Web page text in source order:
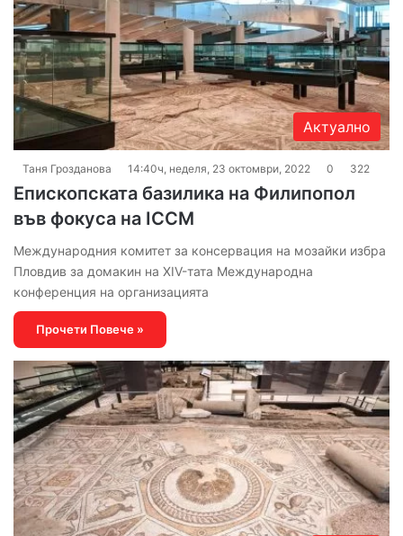
Актуално
Таня Грозданова 14:40ч, неделя, 23 октомври, 2022 0 322
Епископската базилика на Филипопол
във фокуса на ICCM
Международния комитет за консервация на мозайки избра
Пловдив за домакин на XIV-тата Международна
конференция на организацията
Прочети Повече »